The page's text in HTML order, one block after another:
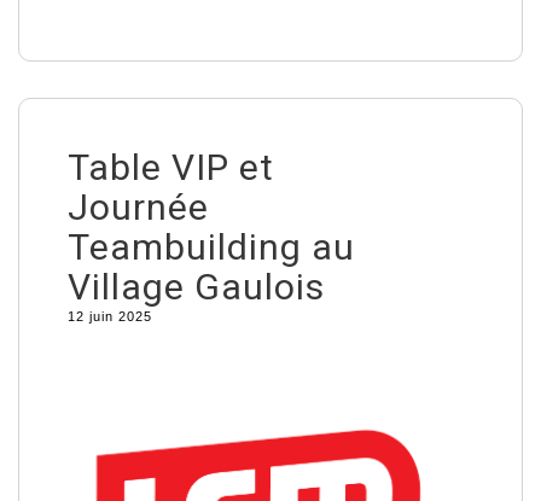
Table VIP et
Journée
Teambuilding au
Village Gaulois
12 juin 2025